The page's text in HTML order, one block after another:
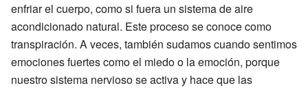
enfriar el cuerpo, como si fuera un sistema de aire
acondicionado natural. Este proceso se conoce como
transpiración. A veces, también sudamos cuando sentimos
emociones fuertes como el miedo o la emoción, porque
nuestro sistema nervioso se activa y hace que las